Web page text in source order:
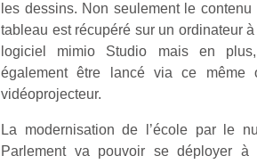
les dessins. Non seulement le
tableau est récupéré sur un ordinateur
logiciel mimio Studio mais en
également être lancé via ce même
vidéoprojecteur.
La modernisation de l’école par le
Parlement va pouvoir se déployer